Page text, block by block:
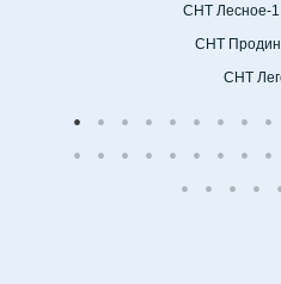
СНТ Лесное-
СНТ
СНТ